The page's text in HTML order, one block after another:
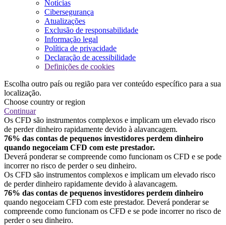
Notícias
Cibersegurança
Atualizações
Exclusão de responsabilidade
Informação legal
Política de privacidade
Declaração de acessibilidade
Definições de cookies
Escolha outro país ou região para ver conteúdo específico para a sua
localização.
Choose country or region
Continuar
Os CFD são instrumentos complexos e implicam um elevado risco
de perder dinheiro rapidamente devido à alavancagem.
76% das contas de pequenos investidores perdem dinheiro
quando negoceiam CFD com este prestador.
Deverá ponderar se compreende como funcionam os CFD e se pode
incorrer no risco de perder o seu dinheiro.
Os CFD são instrumentos complexos e implicam um elevado risco
de perder dinheiro rapidamente devido à alavancagem.
76% das contas de pequenos investidores perdem dinheiro
quando negoceiam CFD com este prestador. Deverá ponderar se
compreende como funcionam os CFD e se pode incorrer no risco de
perder o seu dinheiro.